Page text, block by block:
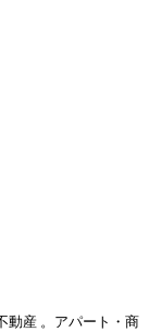
産 。アパート・商